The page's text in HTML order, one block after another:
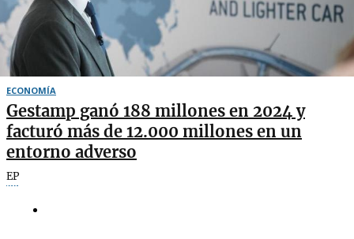
ECONOMÍA
Gestamp ganó 188 millones en 2024 y
facturó más de 12.000 millones en un
entorno adverso
EP